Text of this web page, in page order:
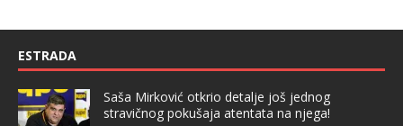
ESTRADA
Saša Mirković otkrio detalje još jednog
stravičnog pokušaja atentata na njega!